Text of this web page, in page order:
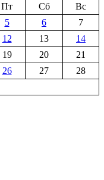
Пт Сб
Вс
5 6
7
12 13
14
19 20
21
26 27
28